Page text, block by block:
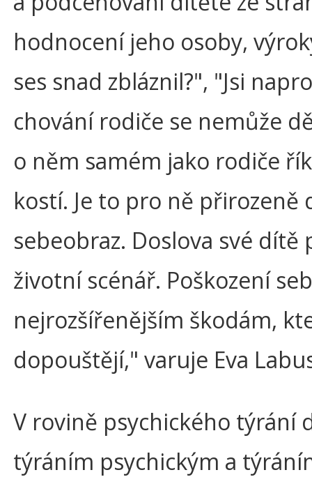
hodnocení jeho osoby,
ses snad zbláznil?", "Jsi
chování rodiče se nemůže
o něm samém jako rodiče
kostí. Je to pro ně
sebeobraz. Doslova své
životní scénář. Poškození
nejrozšířenějším škodám,
dopouštějí," varuje Eva
V rovině psychického
týráním psychickým a